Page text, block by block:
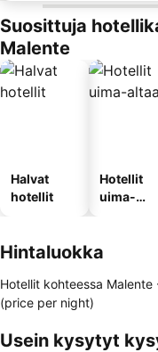
Suosittuja
Malente
Halvat
hotellit
Hotellit
uima-
Hintaluokka
Hotellit kohteessa Malente
(price per night)
Usein kysytyt